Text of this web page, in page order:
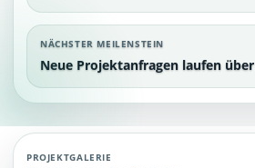
NÄCHSTER MEILENSTEIN
Neue Projektanfragen laufen
Vertriebsagent (MCP)
PROJEKTGALERIE